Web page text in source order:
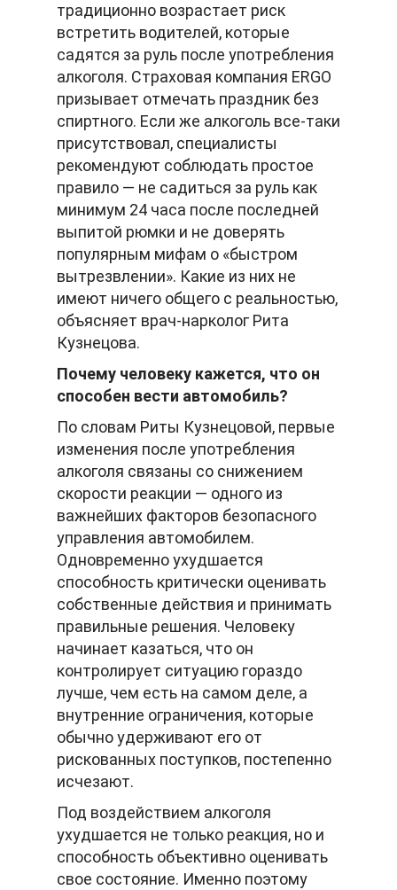
традиционно возрастает риск
встретить водителей, которые
садятся за руль после употребления
алкоголя. Страховая компания ERGO
призывает отмечать праздник без
спиртного. Если же алкоголь все-таки
присутствовал, специалисты
рекомендуют соблюдать простое
правило — не садиться за руль как
минимум 24 часа после последней
выпитой рюмки и не доверять
популярным мифам о «быстром
вытрезвлении». Какие из них не
имеют ничего общего с реальностью,
объясняет врач-нарколог Рита
Кузнецова.
Почему человеку кажется, что он
способен вести автомобиль?
По словам Риты Кузнецовой, первые
изменения после употребления
алкоголя связаны со снижением
скорости реакции — одного из
важнейших факторов безопасного
управления автомобилем.
Одновременно ухудшается
способность критически оценивать
собственные действия и принимать
правильные решения. Человеку
начинает казаться, что он
контролирует ситуацию гораздо
лучше, чем есть на самом деле, а
внутренние ограничения, которые
обычно удерживают его от
рискованных поступков, постепенно
исчезают.
Под воздействием алкоголя
ухудшается не только реакция, но и
способность объективно оценивать
свое состояние. Именно поэтому